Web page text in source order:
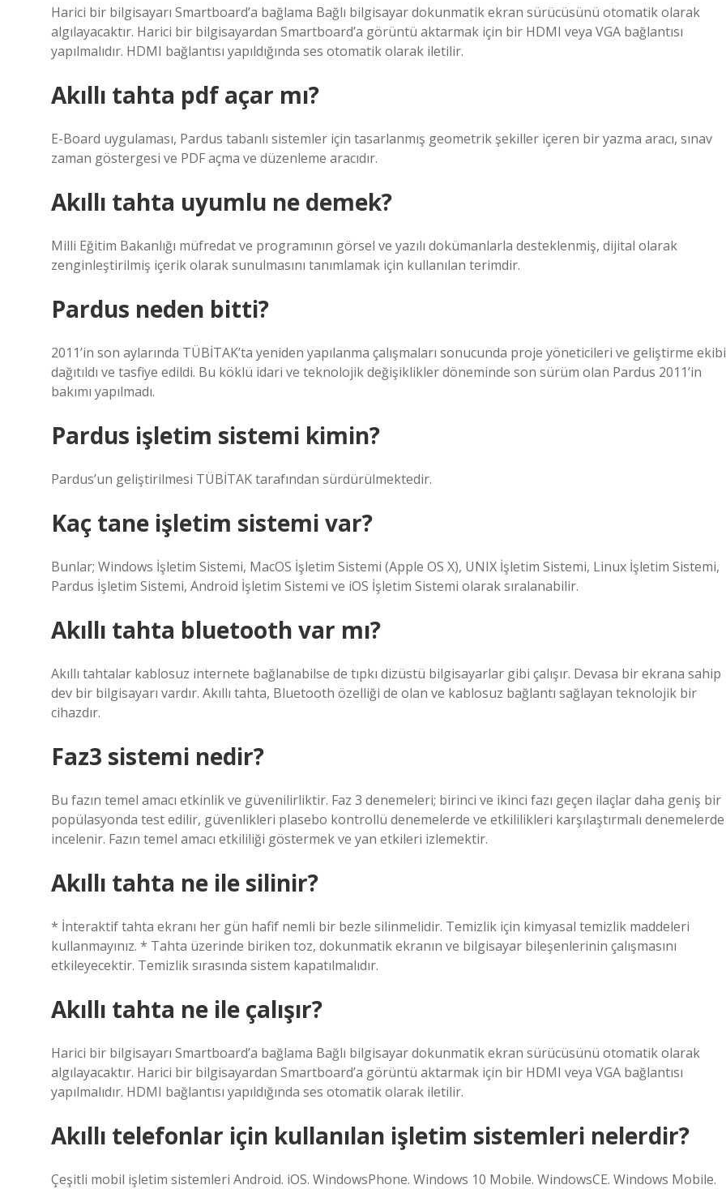
Harici bir bilgisayarı Smartboard’a bağlama Bağlı bilgisayar dokunmatik ekran sürücüsünü otomatik olarak
algılayacaktır. Harici bir bilgisayardan Smartboard’a görüntü aktarmak için bir HDMI veya VGA bağlantısı
yapılmalıdır. HDMI bağlantısı yapıldığında ses otomatik olarak iletilir.
Akıllı tahta pdf açar mı?
E-Board uygulaması, Pardus tabanlı sistemler için tasarlanmış geometrik şekiller içeren bir yazma aracı, sınav
zaman göstergesi ve PDF açma ve düzenleme aracıdır.
Akıllı tahta uyumlu ne demek?
Milli Eğitim Bakanlığı müfredat ve programının görsel ve yazılı dokümanlarla desteklenmiş, dijital olarak
zenginleştirilmiş içerik olarak sunulmasını tanımlamak için kullanılan terimdir.
Pardus neden bitti?
2011’in son aylarında TÜBİTAK’ta yeniden yapılanma çalışmaları sonucunda proje yöneticileri ve geliştirme ekibi
dağıtıldı ve tasfiye edildi. Bu köklü idari ve teknolojik değişiklikler döneminde son sürüm olan Pardus 2011’in
bakımı yapılmadı.
Pardus işletim sistemi kimin?
Pardus’un geliştirilmesi TÜBİTAK tarafından sürdürülmektedir.
Kaç tane işletim sistemi var?
Bunlar; Windows İşletim Sistemi, MacOS İşletim Sistemi (Apple OS X), UNIX İşletim Sistemi, Linux İşletim Sistemi,
Pardus İşletim Sistemi, Android İşletim Sistemi ve iOS İşletim Sistemi olarak sıralanabilir.
Akıllı tahta bluetooth var mı?
Akıllı tahtalar kablosuz internete bağlanabilse de tıpkı dizüstü bilgisayarlar gibi çalışır. Devasa bir ekrana sahip
dev bir bilgisayarı vardır. Akıllı tahta, Bluetooth özelliği de olan ve kablosuz bağlantı sağlayan teknolojik bir
cihazdır.
Faz3 sistemi nedir?
Bu fazın temel amacı etkinlik ve güvenilirliktir. Faz 3 denemeleri; birinci ve ikinci fazı geçen ilaçlar daha geniş bir
popülasyonda test edilir, güvenlikleri plasebo kontrollü denemelerde ve etkililikleri karşılaştırmalı denemelerde
incelenir. Fazın temel amacı etkililiği göstermek ve yan etkileri izlemektir.
Akıllı tahta ne ile silinir?
* İnteraktif tahta ekranı her gün hafif nemli bir bezle silinmelidir. Temizlik için kimyasal temizlik maddeleri
kullanmayınız. * Tahta üzerinde biriken toz, dokunmatik ekranın ve bilgisayar bileşenlerinin çalışmasını
etkileyecektir. Temizlik sırasında sistem kapatılmalıdır.
Akıllı tahta ne ile çalışır?
Harici bir bilgisayarı Smartboard’a bağlama Bağlı bilgisayar dokunmatik ekran sürücüsünü otomatik olarak
algılayacaktır. Harici bir bilgisayardan Smartboard’a görüntü aktarmak için bir HDMI veya VGA bağlantısı
yapılmalıdır. HDMI bağlantısı yapıldığında ses otomatik olarak iletilir.
Akıllı telefonlar için kullanılan işletim sistemleri nelerdir?
Çeşitli mobil işletim sistemleri Android. iOS. WindowsPhone. Windows 10 Mobile. WindowsCE. Windows Mobile.